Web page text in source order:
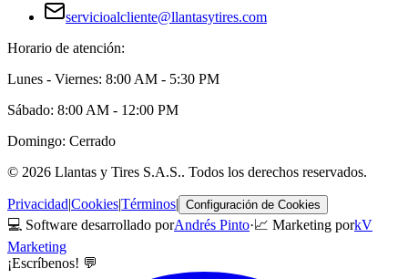
servicioalcliente@llantasytires.com
Horario de atención:
Lunes - Viernes: 8:00 AM - 5:30 PM
Sábado: 8:00 AM - 12:00 PM
Domingo: Cerrado
© 2026 Llantas y Tires S.A.S.. Todos los derechos reservados.
Privacidad|Cookies|Términos| Configuración de Cookies
💻 Software desarrollado porAndrés Pinto·📈 Marketing porkV
Marketing
¡Escríbenos! 💬